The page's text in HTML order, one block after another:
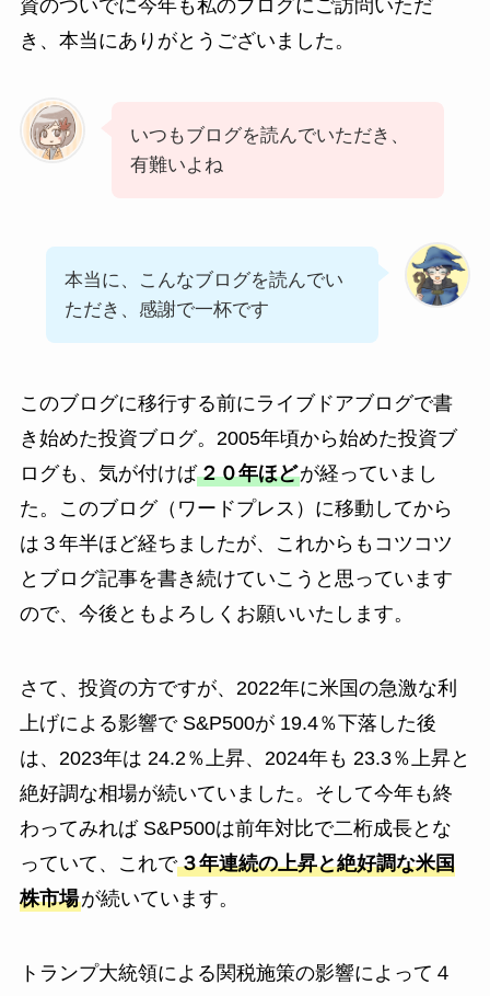
資のついでに今年も私のブログにご訪問いただ
き、本当にありがとうございました。
いつもブログを読んでいただき、
有難いよね
本当に、こんなブログを読んでい
ただき、感謝で一杯です
このブログに移行する前にライブドアブログで書
き始めた投資ブログ。2005年頃から始めた投資ブ
ログも、気が付けば２０年ほどが経っていまし
た。このブログ（ワードプレス）に移動してから
は３年半ほど経ちましたが、これからもコツコツ
とブログ記事を書き続けていこうと思っています
ので、今後ともよろしくお願いいたします。
さて、投資の方ですが、2022年に米国の急激な利
上げによる影響で S&P500が 19.4％下落した後
は、2023年は 24.2％上昇、2024年も 23.3％上昇と
絶好調な相場が続いていました。そして今年も終
わってみれば S&P500は前年対比で二桁成長とな
っていて、これで３年連続の上昇と絶好調な米国
株市場が続いています。
トランプ大統領による関税施策の影響によって４